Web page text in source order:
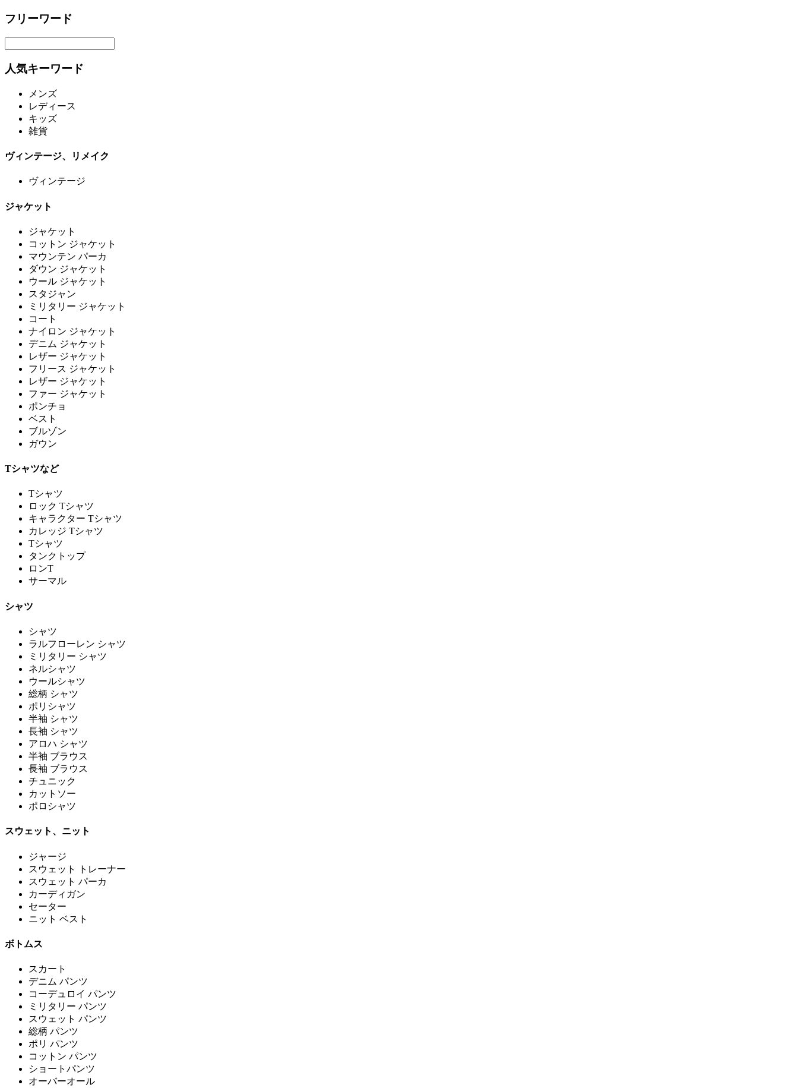
フリーワード
人気キーワード
メンズ
レディース
キッズ
雑貨
ヴィンテージ、リメイク
ヴィンテージ
ジャケット
ジャケット
コットン ジャケット
マウンテン パーカ
ダウン ジャケット
ウール ジャケット
スタジャン
ミリタリー ジャケット
コート
ナイロン ジャケット
デニム ジャケット
レザー ジャケット
フリース ジャケット
レザー ジャケット
ファー ジャケット
ポンチョ
ベスト
ブルゾン
ガウン
Tシャツなど
Tシャツ
ロック Tシャツ
キャラクター Tシャツ
カレッジ Tシャツ
Tシャツ
タンクトップ
ロンT
サーマル
シャツ
シャツ
ラルフローレン シャツ
ミリタリー シャツ
ネルシャツ
ウールシャツ
総柄 シャツ
ポリシャツ
半袖 シャツ
長袖 シャツ
アロハ シャツ
半袖 ブラウス
長袖 ブラウス
チュニック
カットソー
ポロシャツ
スウェット、ニット
ジャージ
スウェット トレーナー
スウェット パーカ
カーディガン
セーター
ニット ベスト
ボトムス
スカート
デニム パンツ
コーデュロイ パンツ
ミリタリー パンツ
スウェット パンツ
総柄 パンツ
ポリ パンツ
コットン パンツ
ショートパンツ
オーバーオール